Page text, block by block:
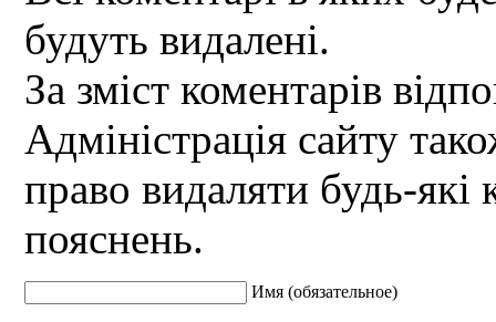
будуть видалені.
За зміст коментарів
Адміністрація сайту
право видаляти будь-які
пояснень.
Имя (обязательное)